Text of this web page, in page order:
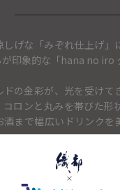
しげな「みぞれ仕上げ」
印象的な「hana no iro
ドの金彩が、光を受けて
コロンと丸みを帯びた形
酒まで幅広いドリンクを
会いと門出を祝う想い」
フトボックスも付属しま